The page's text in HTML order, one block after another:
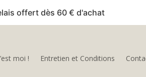
offert dès 60 € d'achat
moi ! Entretien et Conditions